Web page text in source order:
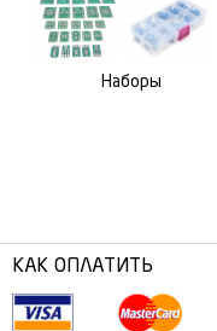
Наборы
КАК ОПЛАТИТЬ